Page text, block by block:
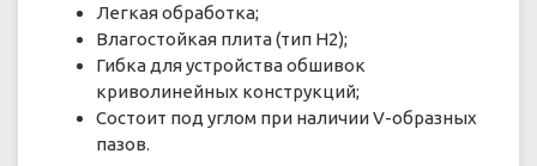
Легкая обработка;
Влагостойкая плита (тип Н2);
Гибка для устройства обшивок
криволинейных конструкций;
Состоит под углом при наличии V-образных
пазов.